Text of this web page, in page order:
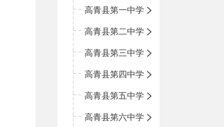
高青县第一中学
高青县第二中学
高青县第三中学
高青县第四中学
高青县第五中学
高青县第六中学